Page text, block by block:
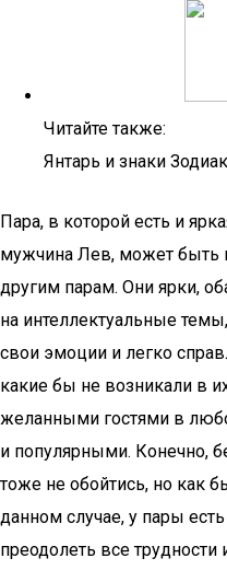
Читайте также:
Янтарь и знаки
Пара, в которой есть и
мужчина Лев, может быть
другим парам. Они ярки,
на интеллектуальные
свои эмоции и легко
какие бы не возникали в
желанными гостями в
и популярными. Конечно,
тоже не обойтись, но как
данном случае, у пары
преодолеть все